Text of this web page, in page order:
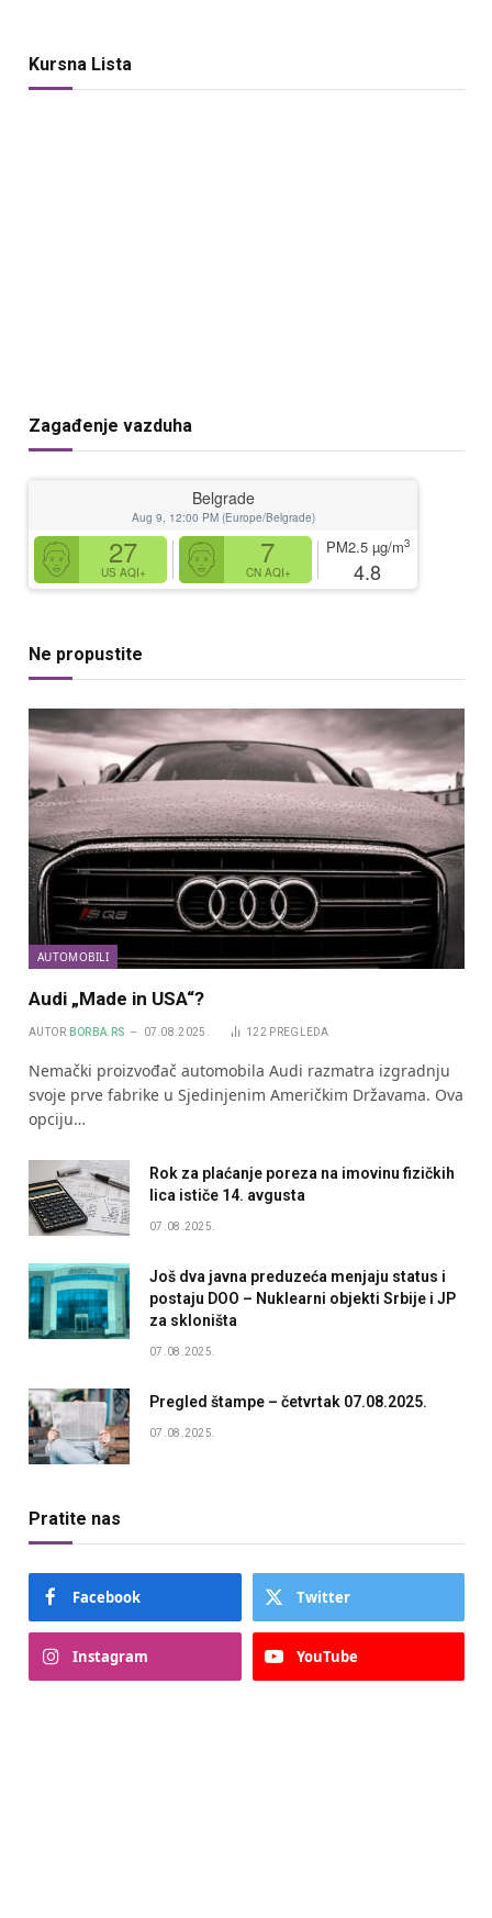
Kursna Lista
Zagađenje vazduha
Belgrade
Aug 9, 12:00 PM (Europe/Belgrade)
27
US AQI+
7
CN AQI+
PM2.5 µg/m3
4.8
Ne propustite
AUTOMOBILI
Audi „Made in USA“?
AUTOR BORBA.RS 07.08.2025. 122 PREGLEDA
Nemački proizvođač automobila Audi razmatra izgradnju
svoje prve fabrike u Sjedinjenim Američkim Državama. Ova
opciju…
Rok za plaćanje poreza na imovinu fizičkih
lica ističe 14. avgusta
07.08.2025.
Još dva javna preduzeća menjaju status i
postaju DOO – Nuklearni objekti Srbije i JP
za skloništa
07.08.2025.
Pregled štampe – četvrtak 07.08.2025.
07.08.2025.
Pratite nas
Facebook Twitter
Instagram YouTube